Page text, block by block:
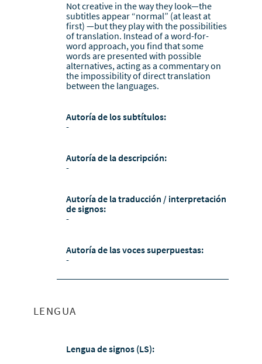
Not creative in the way they look—the
subtitles appear “normal” (at least at
first) —but they play with the possibilities
of translation. Instead of a word-for-
word approach, you find that some
words are presented with possible
alternatives, acting as a commentary on
the impossibility of direct translation
between the languages.
Autoría de los subtítulos:
-
Autoría de la descripción:
-
Autoría de la traducción / interpretación
de signos:
-
Autoría de las voces superpuestas:
-
LENGUA
Lengua de signos (LS):